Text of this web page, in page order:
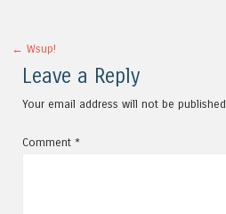
Post navigation
← Wsup!
Leave a Reply
Your email address will not be published.
Comment *